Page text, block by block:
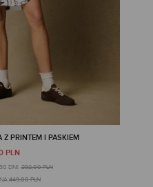
Z PRINTEM I PASKIEM
PLN
DNI: 292,00 PLN
449,00 PLN